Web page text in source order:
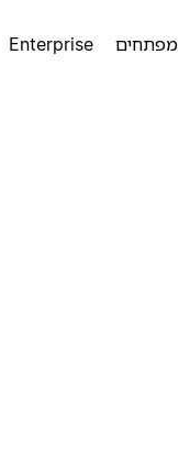
מפתחים Enterprise